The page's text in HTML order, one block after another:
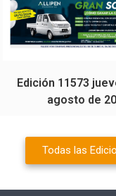
Edición 11573
agosto de
Todas las